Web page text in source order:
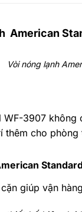
American
Vòi nóng lạnh
WF-3907 không
cho
giúp vận